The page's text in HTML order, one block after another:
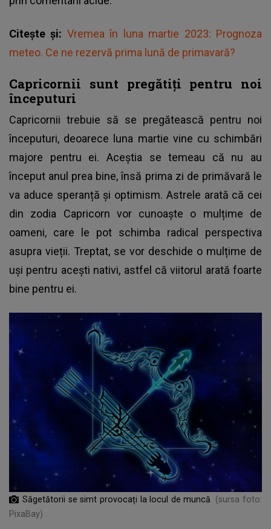
Citește și: Vremea în luna martie 2023: Prognoza
meteo. Ce ne rezervă prima lună de primavară?
Capricornii sunt pregătiți pentru noi
începuturi
Capricornii trebuie să se pregătească pentru noi
începuturi, deoarece luna martie vine cu schimbări
majore pentru ei. Aceștia se temeau că nu au
început anul prea bine, însă prima zi de primăvară le
va aduce speranță și optimism. Astrele arată că cei
din zodia Capricorn vor cunoaște o mulțime de
oameni, care le pot schimba radical perspectiva
asupra vieții. Treptat, se vor deschide o mulțime de
uși pentru acești nativi, astfel că viitorul arată foarte
bine pentru ei.
Săgetătorii se simt provocați la locul de muncă
(sursa foto:
PixaBay)